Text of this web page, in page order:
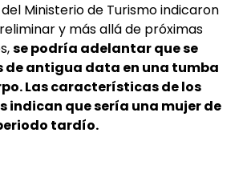
Ministerio de Turismo indicaron
y más allá de próximas
se podría adelantar que se
de antigua data en una tumba
Las características de los
indican que sería una mujer de
tardío.